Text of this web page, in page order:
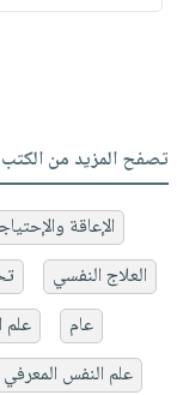
تصفح المزيد من الكتب
الإعاقة
العلاج النفسي
عام
علم
علم النفس المعرفي